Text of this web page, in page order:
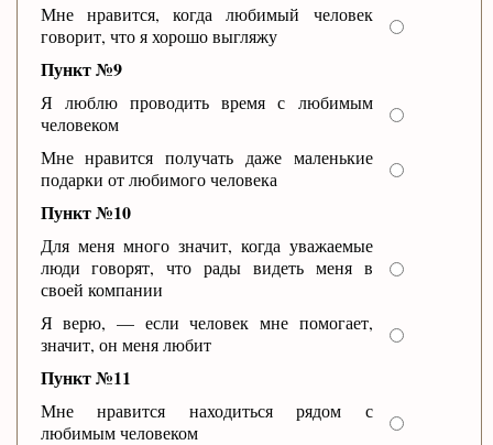
Мне нравится, когда любимый человек
говорит, что я хорошо выгляжу
Пункт №9
Я люблю проводить время с любимым
человеком
Мне нравится получать даже маленькие
подарки от любимого человека
Пункт №10
Для меня много значит, когда уважаемые
люди говорят, что рады видеть меня в
своей компании
Я верю, — если человек мне помогает,
значит, он меня любит
Пункт №11
Мне нравится находиться рядом с
любимым человеком